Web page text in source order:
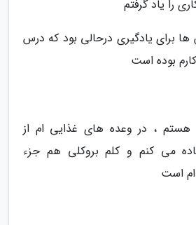
را یاد گرفتم
برای یادگیری درحالی بود که درس
بوده است
، در وعده های غذایی ام از
می کنم و کلم بروکلی هم جزء
ام است